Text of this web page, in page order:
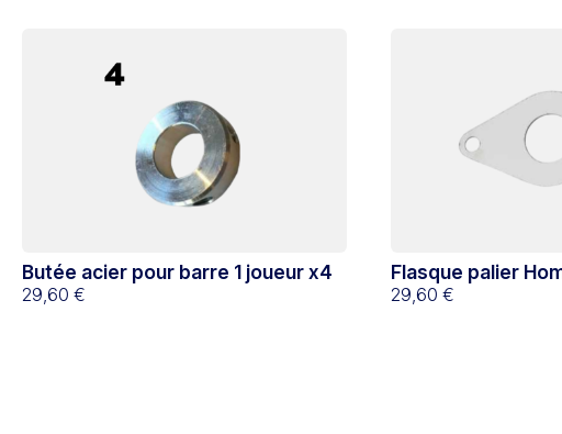
Butée acier pour barre 1 joueur x4
29,60 €
Flasque palier
29,60 €